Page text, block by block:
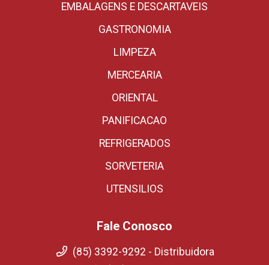
EMBALAGENS E DESCARTAVEIS
GASTRONOMIA
LIMPEZA
MERCEARIA
ORIENTAL
PANIFICACAO
REFRIGERADOS
SORVETERIA
UTENSILIOS
Fale Conosco
(85) 3392-9292 - Distribuidora